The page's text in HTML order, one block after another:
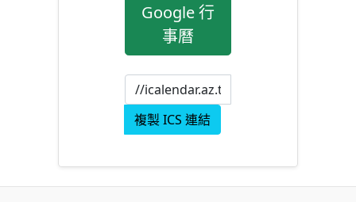
Google 行
事曆
複製 ICS 連結